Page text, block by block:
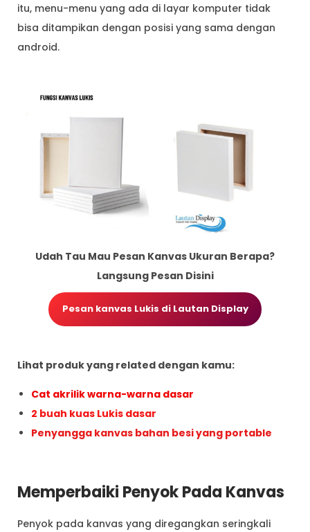
itu, menu-menu yang ada di layar komputer tidak
bisa ditampikan dengan posisi yang sama dengan
android.
Udah Tau Mau Pesan Kanvas Ukuran Berapa?
Langsung Pesan Disini
Pesan kanvas Lukis di Lautan Display
Lihat produk yang related dengan kamu:
Cat akrilik warna-warna dasar
2 buah kuas Lukis dasar
Penyangga kanvas bahan besi yang portable
Memperbaiki Penyok Pada Kanvas
Penyok pada kanvas yang diregangkan seringkali